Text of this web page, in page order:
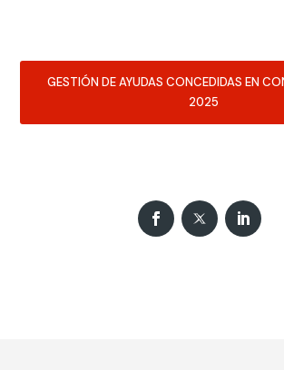
GESTIÓN DE AYUDAS CONCEDIDAS EN
2025